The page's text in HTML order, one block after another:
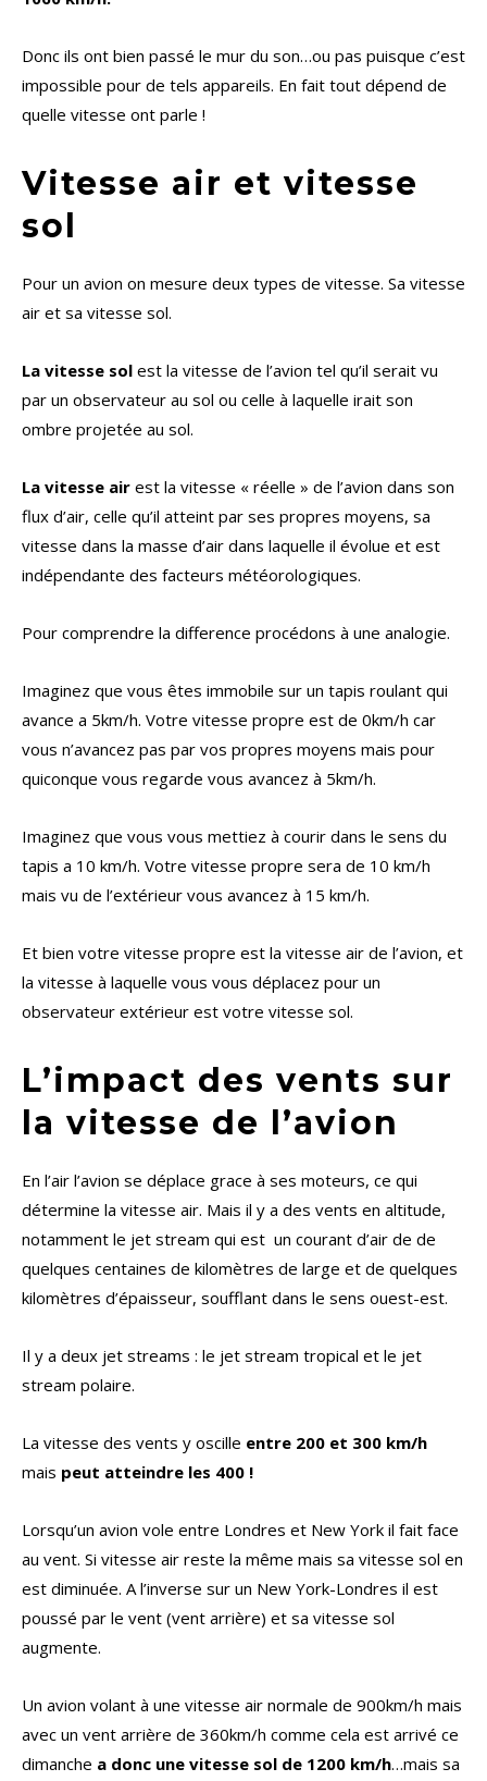
Donc ils ont bien passé le mur du son…ou pas puisque c’est
impossible pour de tels appareils. En fait tout dépend de
quelle vitesse ont parle !
Vitesse air et vitesse
sol
Pour un avion on mesure deux types de vitesse. Sa vitesse
air et sa vitesse sol.
La vitesse sol est la vitesse de l’avion tel qu’il serait vu
par un observateur au sol ou celle à laquelle irait son
ombre projetée au sol.
La vitesse air est la vitesse « réelle » de l’avion dans son
flux d’air, celle qu’il atteint par ses propres moyens, sa
vitesse dans la masse d’air dans laquelle il évolue et est
indépendante des facteurs météorologiques.
Pour comprendre la difference procédons à une analogie.
Imaginez que vous êtes immobile sur un tapis roulant qui
avance a 5km/h. Votre vitesse propre est de 0km/h car
vous n’avancez pas par vos propres moyens mais pour
quiconque vous regarde vous avancez à 5km/h.
Imaginez que vous vous mettiez à courir dans le sens du
tapis a 10 km/h. Votre vitesse propre sera de 10 km/h
mais vu de l’extérieur vous avancez à 15 km/h.
Et bien votre vitesse propre est la vitesse air de l’avion, et
la vitesse à laquelle vous vous déplacez pour un
observateur extérieur est votre vitesse sol.
L’impact des vents sur
la vitesse de l’avion
En l’air l’avion se déplace grace à ses moteurs, ce qui
détermine la vitesse air. Mais il y a des vents en altitude,
notamment le jet stream qui est un courant d’air de de
quelques centaines de kilomètres de large et de quelques
kilomètres d’épaisseur, soufflant dans le sens ouest-est.
Il y a deux jet streams : le jet stream tropical et le jet
stream polaire.
La vitesse des vents y oscille entre 200 et 300 km/h
mais peut atteindre les 400 !
Lorsqu’un avion vole entre Londres et New York il fait face
au vent. Si vitesse air reste la même mais sa vitesse sol en
est diminuée. A l’inverse sur un New York-Londres il est
poussé par le vent (vent arrière) et sa vitesse sol
augmente.
Un avion volant à une vitesse air normale de 900km/h mais
avec un vent arrière de 360km/h comme cela est arrivé ce
dimanche a donc une vitesse sol de 1200 km/h…mais sa